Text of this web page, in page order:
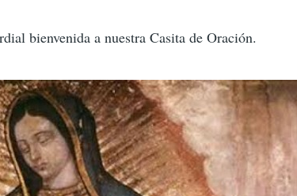
bienvenida a nuestra Casita de Oración.